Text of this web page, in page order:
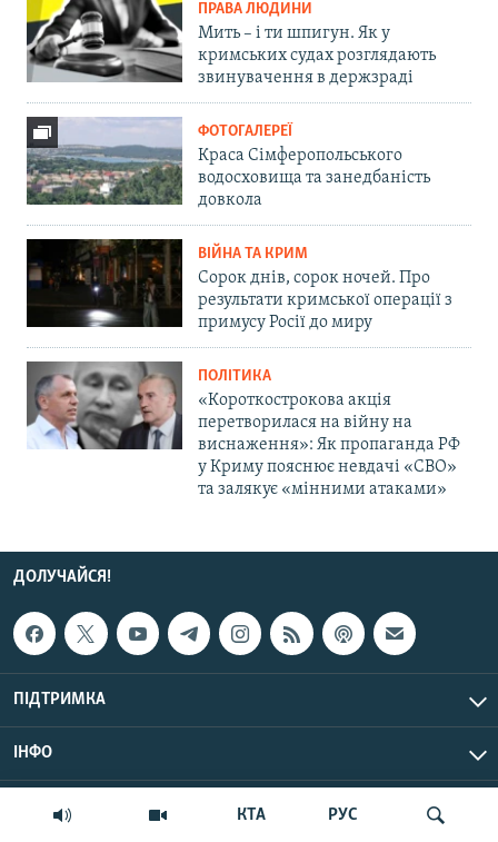
КТА РУС
ПРАВА ЛЮДИНИ
Мить – і ти шпигун. Як у
кримських судах розглядають
звинувачення в держзраді
ФОТОГАЛЕРЕЇ
Краса Сімферопольського
водосховища та занедбаність
довкола
ВІЙНА ТА КРИМ
Сорок днів, сорок ночей. Про
результати кримської операції з
примусу Росії до миру
ПОЛІТИКА
«Короткострокова акція
перетворилася на війну на
виснаження»: Як пропаганда РФ
у Криму пояснює невдачі «СВО»
та залякує «мінними атаками»
ДОЛУЧАЙСЯ!
ПІДТРИМКА
ІНФО
© Крим.Реалії, 2026 | Усі права застережено.